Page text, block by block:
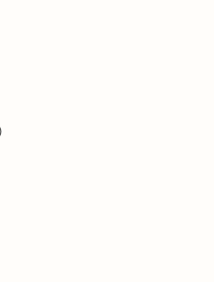
twarzy
rodzinnych